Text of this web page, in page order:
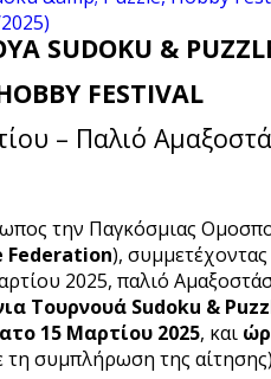
SUDOKU &
FESTIVAL
– Παλιό
την Παγκόσμιας
Federation), συμμετέχοντας
2025, παλιό
Τουρνουά Sudoku &
15 Μαρτίου 2025, και
συμπλήρωση της